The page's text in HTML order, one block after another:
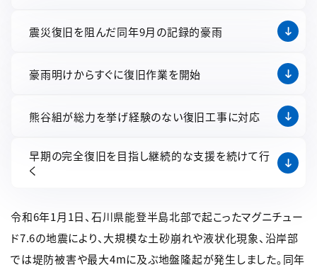
震災復旧を阻んだ同年9月の記録的豪雨
豪雨明けからすぐに復旧作業を開始
熊谷組が総力を挙げ経験のない復旧工事に対応
早期の完全復旧を目指し継続的な支援を続けて行
く
令和6年1月1日、石川県能登半島北部で起こったマグニチュー
ド7.6の地震により、大規模な土砂崩れや液状化現象、沿岸部
では堤防被害や最大4mに及ぶ地盤隆起が発生しました。同年